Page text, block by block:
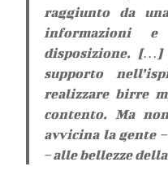
raggiunto da
informazioni
disposizione.
supporto
realizzare birre
contento. Ma
avvicina la gente
– alle bellezze